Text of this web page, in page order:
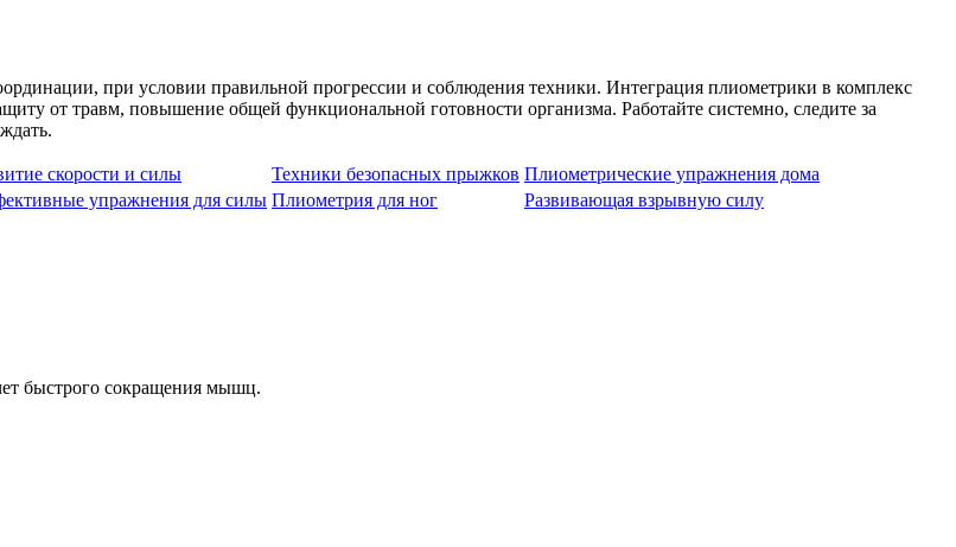
при условии правильной прогрессии и соблюдения техники. Интеграция плиометрики в комплекс
от травм, повышение общей функциональной готовности организма. Работайте системно, следите за
скорости и силы Техники безопасных прыжков Плиометрические упражнения дома
упражнения для силы Плиометрия для ног Развивающая взрывную силу
быстрого сокращения мышц.